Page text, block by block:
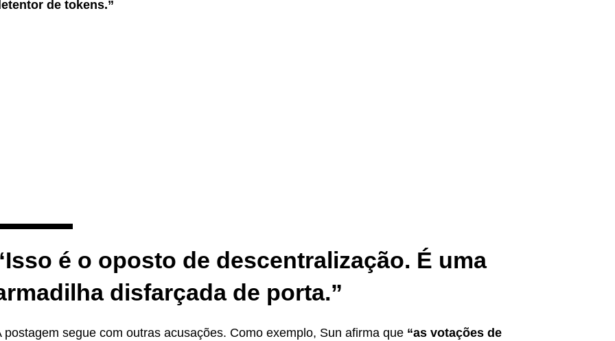
de tokens.”
é o oposto de descentralização. É uma
disfarçada de porta.”
postagem segue com outras acusações. Como exemplo, Sun afirma que “as votações de